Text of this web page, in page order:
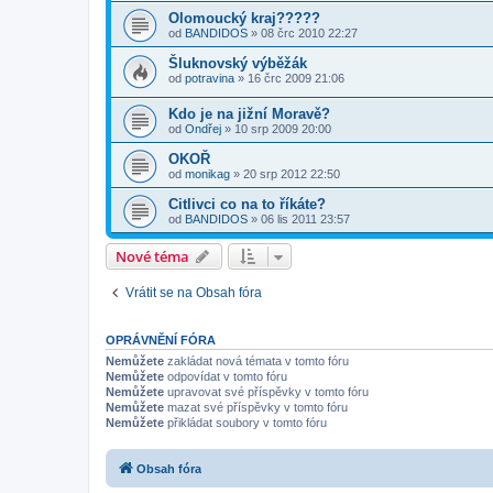
Olomoucký kraj?????
od BANDIDOS » 08 črc 2010 22:27
Šluknovský výběžák
od potravina » 16 črc 2009 21:06
Kdo je na jižní Moravě?
od Ondřej » 10 srp 2009 20:00
OKOŘ
od monikag » 20 srp 2012 22:50
Citlivci co na to říkáte?
od BANDIDOS » 06 lis 2011 23:57
Nové téma
Vrátit se na Obsah fóra
OPRÁVNĚNÍ FÓRA
Nemůžete zakládat nová témata v tomto fóru
Nemůžete odpovídat v tomto fóru
Nemůžete upravovat své příspěvky v tomto fóru
Nemůžete mazat své příspěvky v tomto fóru
Nemůžete přikládat soubory v tomto fóru
Obsah fóra